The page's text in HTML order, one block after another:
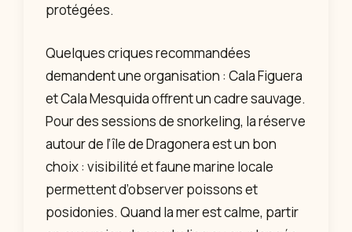
protégées.
Quelques criques recommandées
demandent une organisation : Cala Figuera
et Cala Mesquida offrent un cadre sauvage.
Pour des sessions de snorkeling, la réserve
autour de l’île de Dragonera est un bon
choix : visibilité et faune marine locale
permettent d’observer poissons et
posidonies. Quand la mer est calme, partir